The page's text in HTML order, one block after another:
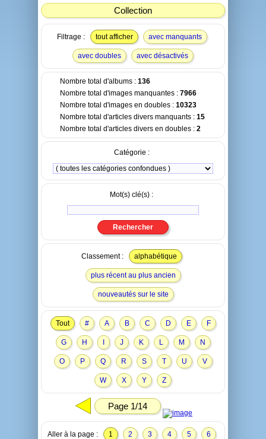
Collection
Filtrage : tout afficher avec manquants
avec doubles avec désactivés
Nombre total d'albums : 136
Nombre total d'images manquantes : 7966
Nombre total d'images en doubles : 10323
Nombre total d'articles divers manquants : 15
Nombre total d'articles divers en doubles : 2
Catégorie :
Mot(s) clé(s) :
Classement : alphabétique
plus récent au plus ancien
nouveautés sur le site
Tout # A B C D E F
G H J K L M N
O P Q R S T U V
W X Y Z
Page 1/14
Aller à la page : 1 2 3 4 5 6